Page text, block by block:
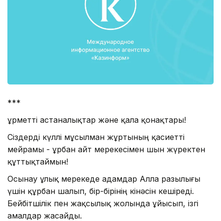
***
Құрметті астаналықтар және қала қонақтары!
Сіздерді күллі мұсылман жұртының қасиетті
мейрамы - Құрбан айт мерекесімен шын жүректен
құттықтаймын!
Осынау ұлық мерекеде адамдар Алла разылығы
үшін құрбан шалып, бір-бірінің кінәсін кешіреді.
Бейбітшілік пен жақсылық жолында ұйысып, ізгі
амалдар жасайды.